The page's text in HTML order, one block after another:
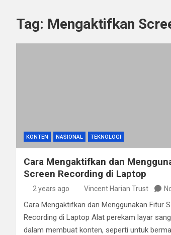
Tag: Mengaktifkan
KONTEN NASIONAL TEKNOLOGI
Cara Mengaktifkan dan
Screen Recording di Laptop
2 years ago Vincent Harian Trust
Cara Mengaktifkan dan Menggunakan Fitur
Recording di Laptop Alat perekam layar
dalam membuat konten, seperti untuk